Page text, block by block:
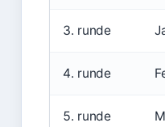
3. runde
4. runde
5. runde